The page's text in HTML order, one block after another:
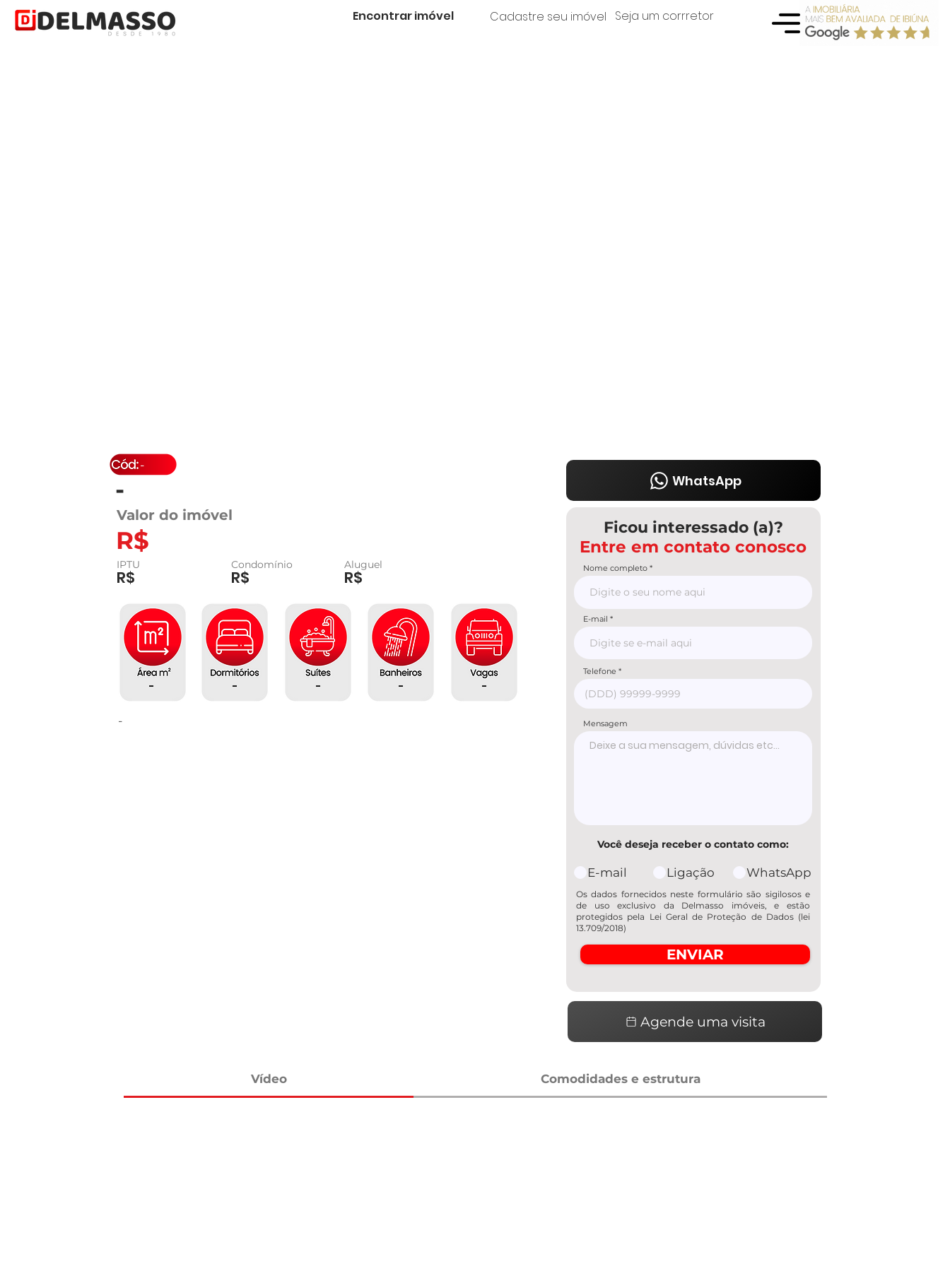
Encontrar imóvel Cadastre seu imóvel Seja um corrretor
-
R$
Valor do imóvel
-
R$
IPTU
R$
Condomínio
R$
Aluguel
- -
- - -
-
WhatsApp
Ficou interessado (a)?
Entre em contato conosco
Nome completo
E-mail
Telefone
Mensagem
Você deseja receber o contato como:
E-mail Ligação WhatsApp
Os dados fornecidos neste formulário são sigilosos e
de uso exclusivo da Delmasso imóveis, e estão
protegidos pela Lei Geral de Proteção de Dados (lei
13.709/2018)
ENVIAR
Agende uma visita
Vídeo Comodidades e estrutura